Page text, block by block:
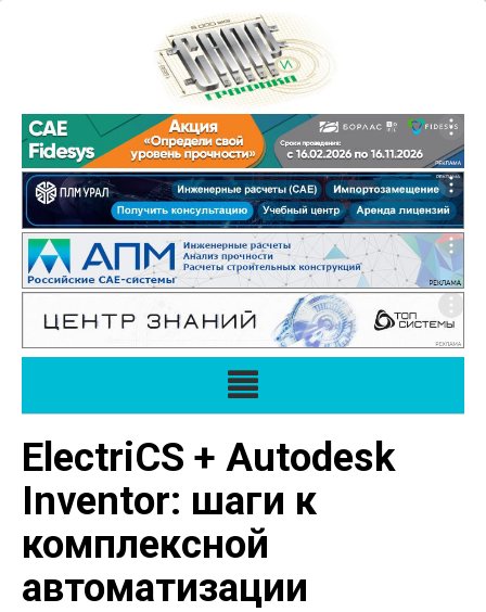
ElectriCS + Autodesk
Inventor: шаги к
комплексной
автоматизации